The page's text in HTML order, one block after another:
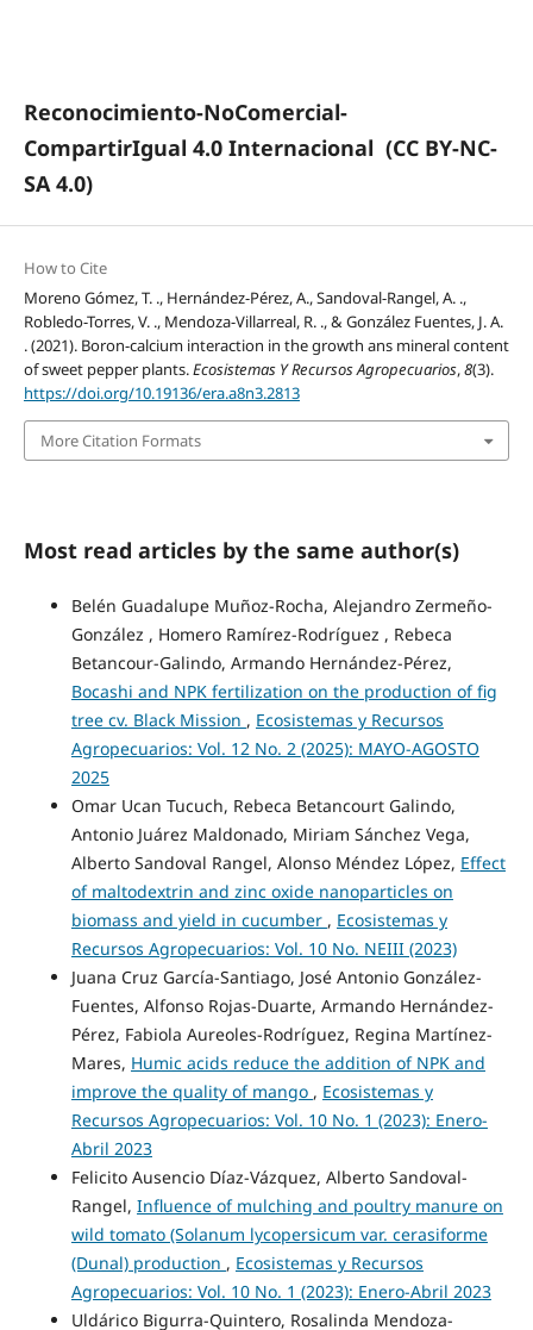
Reconocimiento-NoComercial-
CompartirIgual 4.0 Internacional (CC BY-NC-
SA 4.0)
How to Cite
Moreno Gómez, T. ., Hernández-Pérez, A., Sandoval-Rangel, A. .,
Robledo-Torres, V. ., Mendoza-Villarreal, R. ., & González Fuentes, J. A.
. (2021). Boron-calcium interaction in the growth ans mineral content
of sweet pepper plants.Ecosistemas Y Recursos Agropecuarios,8(3).
https://doi.org/10.19136/era.a8n3.2813
More Citation Formats
Most read articles by the same author(s)
Belén Guadalupe Muñoz-Rocha, Alejandro Zermeño-
González , Homero Ramírez-Rodríguez , Rebeca
Betancour-Galindo, Armando Hernández-Pérez,
Bocashi and NPK fertilization on the production of fig
tree cv. Black Mission , Ecosistemas y Recursos
Agropecuarios: Vol. 12 No. 2 (2025): MAYO-AGOSTO
2025
Omar Ucan Tucuch, Rebeca Betancourt Galindo,
Antonio Juárez Maldonado, Miriam Sánchez Vega,
Alberto Sandoval Rangel, Alonso Méndez López, Effect
of maltodextrin and zinc oxide nanoparticles on
biomass and yield in cucumber , Ecosistemas y
Recursos Agropecuarios: Vol. 10 No. NEIII (2023)
Juana Cruz García-Santiago, José Antonio González-
Fuentes, Alfonso Rojas-Duarte, Armando Hernández-
Pérez, Fabiola Aureoles-Rodríguez, Regina Martínez-
Mares, Humic acids reduce the addition of NPK and
improve the quality of mango , Ecosistemas y
Recursos Agropecuarios: Vol. 10 No. 1 (2023): Enero-
Abril 2023
Felicito Ausencio Díaz-Vázquez, Alberto Sandoval-
Rangel, Influence of mulching and poultry manure on
wild tomato (Solanum lycopersicum var. cerasiforme
(Dunal) production , Ecosistemas y Recursos
Agropecuarios: Vol. 10 No. 1 (2023): Enero-Abril 2023
Uldárico Bigurra-Quintero, Rosalinda Mendoza-